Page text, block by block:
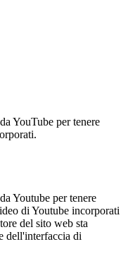
YouTube per tenere
Youtube per tenere
di Youtube incorporati
del sito web sta
dell'interfaccia di